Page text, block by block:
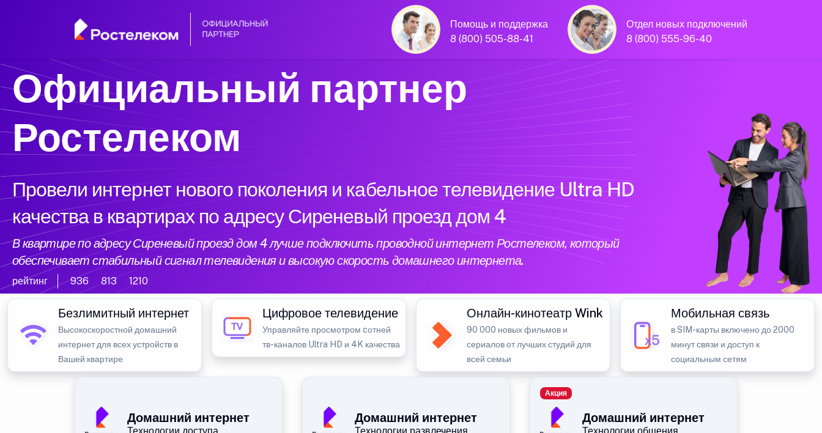
Помощь и поддержка
8 (800) 505-88-41
Отдел новых подключений
8 (800) 555-96-40
Официальный партнер
Ростелеком
Провели интернет нового поколения и кабельное телевидение Ultra HD
качества в квартирах по адресу Сиреневый проезд дом 4
В квартире по адресу Сиреневый проезд дом 4 лучше подключить проводной интернет Ростелеком, который
обеспечивает стабильный сигнал телевидения и высокую скорость домашнего интернета.
рейтинг 936 813 1210
Безлимитный интернет
Высокоскоростной домашний
интернет для всех устройств в
Вашей квартире
Цифровое телевидение
Управляйте просмотром cотней
тв-каналов Ultra HD и 4K качества
Онлайн-кинотеатр Wink
90 000 новых фильмов и
сериалов от лучших студий для
всей семьи
Мобильная связь
в SIM-карты включено до 2000
минут связи и доступ к
социальным сетям
Домашний интернет Домашний интернет Домашний интернет
Акция